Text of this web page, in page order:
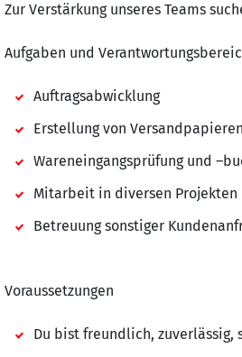
Zur Verstärkung unseres Teams
Aufgaben und
Auftragsabwicklung
Erstellung von Versandpapieren
Wareneingangsprüfung und
Mitarbeit in diversen Projekten
Betreuung sonstiger
Voraussetzungen
Du bist freundlich, zuverlässig,